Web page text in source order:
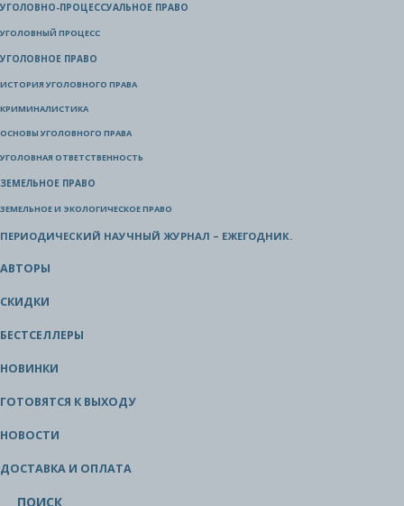
УГОЛОВНО-ПРОЦЕССУАЛЬНОЕ ПРАВО
УГОЛОВНЫЙ ПРОЦЕСС
УГОЛОВНОЕ ПРАВО
ИСТОРИЯ УГОЛОВНОГО ПРАВА
КРИМИНАЛИСТИКА
ОСНОВЫ УГОЛОВНОГО ПРАВА
УГОЛОВНАЯ ОТВЕТСТВЕННОСТЬ
ЗЕМЕЛЬНОЕ ПРАВО
ЗЕМЕЛЬНОЕ И ЭКОЛОГИЧЕСКОЕ ПРАВО
ПЕРИОДИЧЕСКИЙ НАУЧНЫЙ ЖУРНАЛ – ЕЖЕГОДНИК.
АВТОРЫ
СКИДКИ
БЕСТСЕЛЛЕРЫ
НОВИНКИ
ГОТОВЯТСЯ К ВЫХОДУ
НОВОСТИ
ДОСТАВКА И ОПЛАТА
ПОИСК